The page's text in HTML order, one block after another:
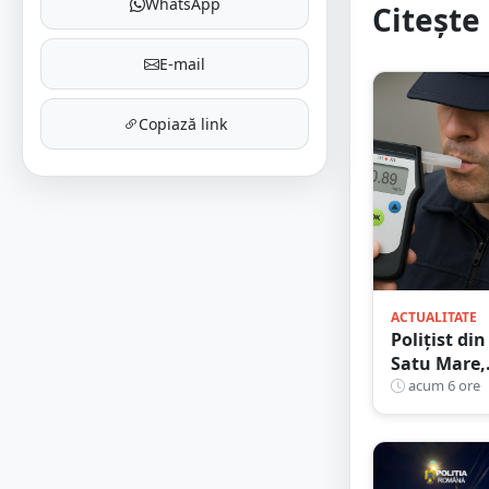
E-mail
Copiază link
Citește
ACTUALITATE
Polițist din
Satu Mare,
prins la
volan cu
1,75 g/l
alcool în
sânge.
acum 6 ore